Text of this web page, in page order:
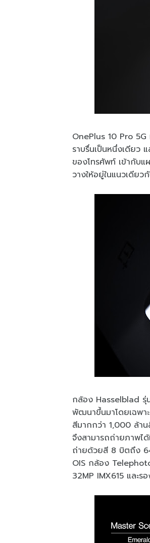
OnePlus 10 Pro 5G
ราบรื่นเป็นหนึ่งเดียว
ของโทรศัพท์ เข้ากับแ
วางให้อยู่ในแนวเดีย
กล้อง Hasselblad รุ่
พัฒนาขึ้นมาโดยเฉพา
สีมากกว่า 1,000 ล้า
จึงสามารถถ่ายภาพไ
ถ่ายด้วยสี 8 บิตถึง
OIS กล้อง
32MP IMX615 และ